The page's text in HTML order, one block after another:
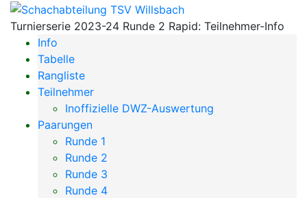
Turnierserie 2023-24 Runde 2 Rapid: Teilnehmer-Info
Info
Tabelle
Rangliste
Teilnehmer
Inoffizielle DWZ-Auswertung
Paarungen
Runde 1
Runde 2
Runde 3
Runde 4